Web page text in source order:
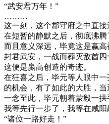
“武安君万年！”
………
这一刻，这个郡守府之中直接
在短暂的静默之后，彻底沸
而且意义深远，毕竟这是嬴高
封君武安，一战而葬灭敌酋四
这便是嬴高创造的奇迹。
在狂喜之后，毕元等人眼中
的机会，有了如此的大胜，当
一念至此，毕元朝着蒙毅一拱
我等先行一步了，我等在咸阳
“诸位一路好走！”